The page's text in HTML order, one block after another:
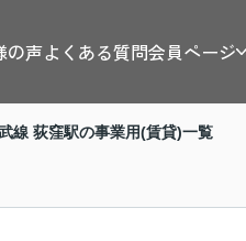
の声よくある質問会員ページ
線 荻窪駅の事業用(賃貸)一覧